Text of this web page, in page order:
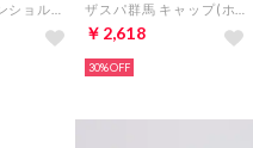
￥2,618
30%